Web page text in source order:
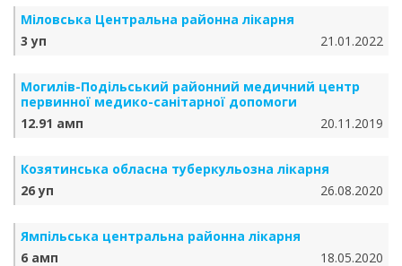
Міловська Центральна районна лікарня
3 уп
21.01.2022
Могилів-Подільський районний медичний центр
первинної медико-санітарної допомоги
12.91 амп
20.11.2019
Козятинська обласна туберкульозна лікарня
26 уп
26.08.2020
Ямпільська центральна районна лікарня
6 амп
18.05.2020